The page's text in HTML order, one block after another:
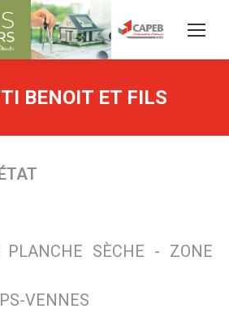
BENOIT ET FILS
SÈCHE - ZONE
VENNES